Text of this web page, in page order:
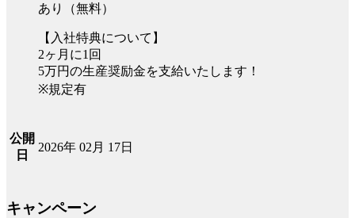
あり（無料）
【入社特典について】
2ヶ月に1回
5万円の生産奨励金を支給いたします！
※規定有
公開
日
2026年 02月 17日
キャンペーン